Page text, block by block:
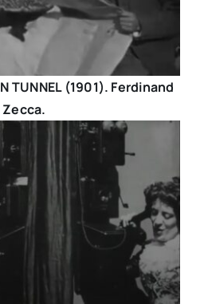
TUNNEL (1901). Ferdinand
Zecca.